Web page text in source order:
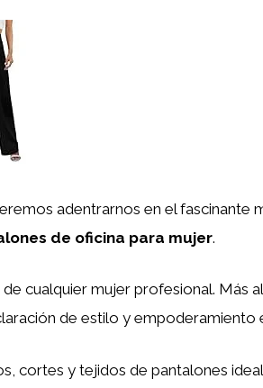
adentrarnos en el fascinante
de oficina para mujer.
cualquier mujer profesional. Más
de estilo y empoderamiento
cortes y tejidos de pantalones